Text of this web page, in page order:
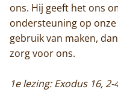
ons. Hij geeft het ons
ondersteuning op onze
gebruik van maken,
zorg voor ons.
1e lezing: Exodus 16,